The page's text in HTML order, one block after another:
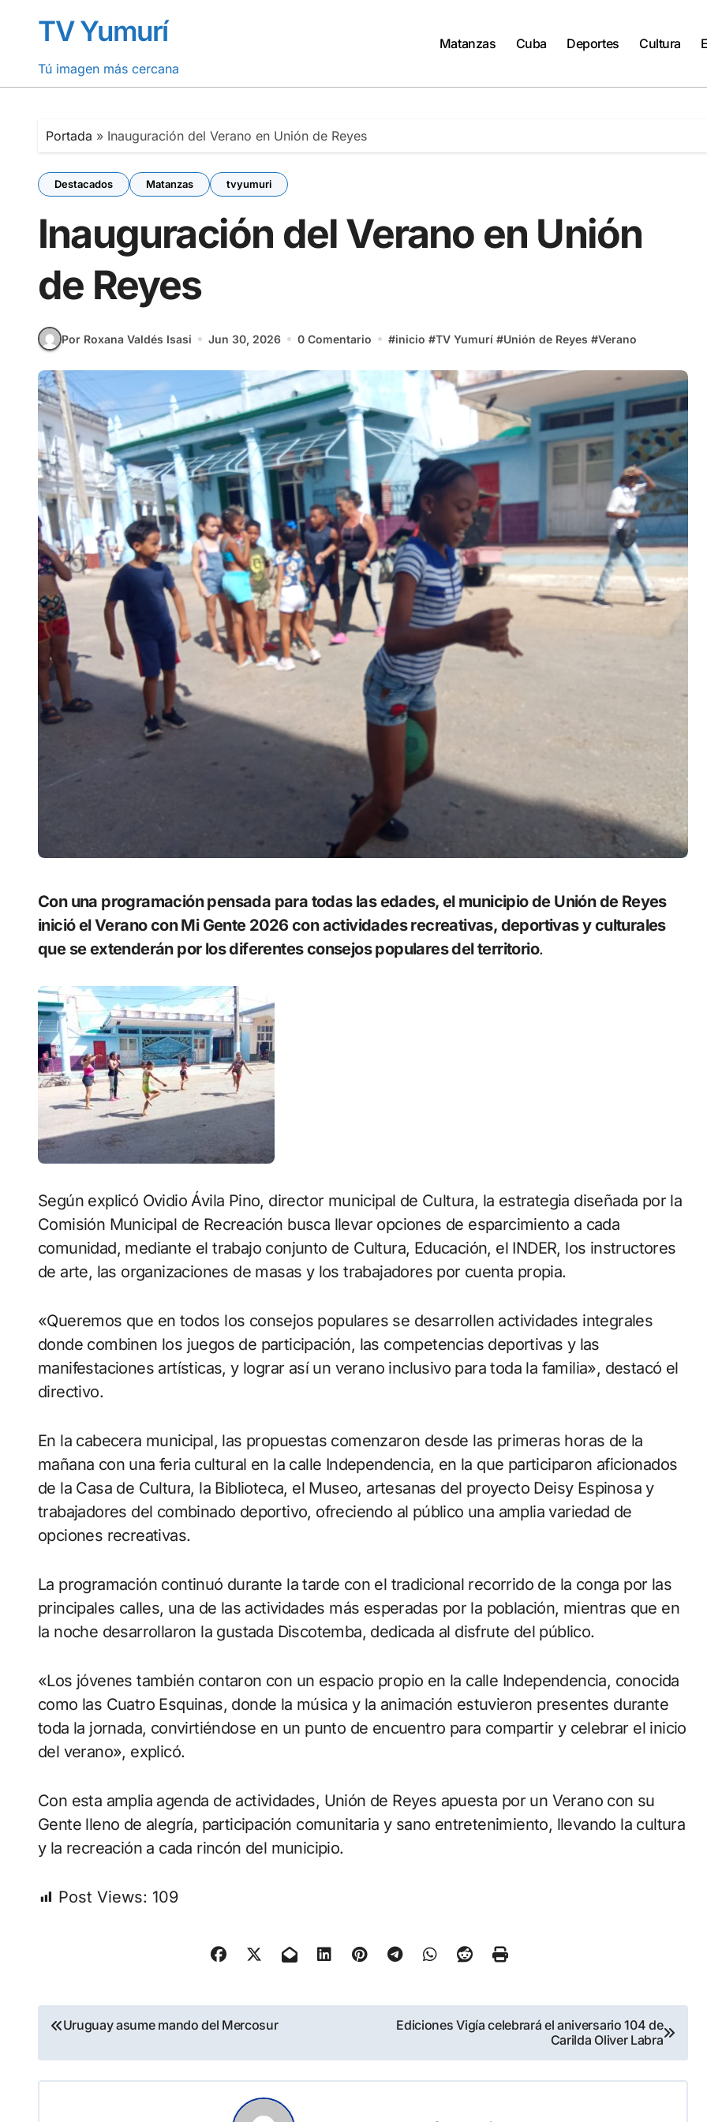
contenidoTV Yumurí
Tú imagen más cercana
Matanzas Cuba Deportes Cultura
Portada » Inauguración del Verano en Unión de Reyes
Destacados Matanzas tvyumuri
Inauguración del Verano en Unión
de Reyes
Por Roxana Valdés Isasi Jun 30, 2026 0 Comentario #inicio #TV Yumurí #Unión de Reyes #Verano
Con una programación pensada para todas las edades, el municipio de Unión de Reyes
inició el Verano con Mi Gente 2026 con actividades recreativas, deportivas y culturales
que se extenderán por los diferentes consejos populares del territorio.
Según explicó Ovidio Ávila Pino, director municipal de Cultura, la estrategia diseñada por la
Comisión Municipal de Recreación busca llevar opciones de esparcimiento a cada
comunidad, mediante el trabajo conjunto de Cultura, Educación, el INDER, los instructores
de arte, las organizaciones de masas y los trabajadores por cuenta propia.
«Queremos que en todos los consejos populares se desarrollen actividades integrales
donde combinen los juegos de participación, las competencias deportivas y las
manifestaciones artísticas, y lograr así un verano inclusivo para toda la familia», destacó el
directivo.
En la cabecera municipal, las propuestas comenzaron desde las primeras horas de la
mañana con una feria cultural en la calle Independencia, en la que participaron aficionados
de la Casa de Cultura, la Biblioteca, el Museo, artesanas del proyecto Deisy Espinosa y
trabajadores del combinado deportivo, ofreciendo al público una amplia variedad de
opciones recreativas.
La programación continuó durante la tarde con el tradicional recorrido de la conga por las
principales calles, una de las actividades más esperadas por la población, mientras que en
la noche desarrollaron la gustada Discotemba, dedicada al disfrute del público.
«Los jóvenes también contaron con un espacio propio en la calle Independencia, conocida
como las Cuatro Esquinas, donde la música y la animación estuvieron presentes durante
toda la jornada, convirtiéndose en un punto de encuentro para compartir y celebrar el inicio
del verano», explicó.
Con esta amplia agenda de actividades, Unión de Reyes apuesta por un Verano con su
Gente lleno de alegría, participación comunitaria y sano entretenimiento, llevando la cultura
y la recreación a cada rincón del municipio.
Post Views: 109
Navegación
de
entradas
Uruguay asume mando del Mercosur
Ediciones Vigía celebrará el aniversario 104 de
Carilda Oliver Labra